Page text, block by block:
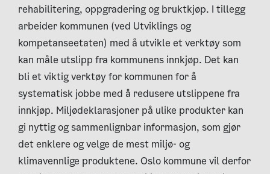
rehabilitering, oppgradering og bruktkjøp. I tillegg
arbeider kommunen (ved Utviklings og
kompetanseetaten) med å utvikle et verktøy som
kan måle utslipp fra kommunens innkjøp. Det kan
bli et viktig verktøy for kommunen for å
systematisk jobbe med å redusere utslippene fra
innkjøp. Miljødeklarasjoner på ulike produkter kan
gi nyttig og sammenlignbar informasjon, som gjør
det enklere og velge de mest miljø- og
klimavennlige produktene. Oslo kommune vil derfor